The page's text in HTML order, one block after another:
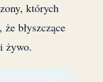
których
błyszczące
żywo.